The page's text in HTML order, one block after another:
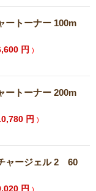
ートーナー 100m
円)
ートーナー 200m
円)
ャージェル 2 60
円)